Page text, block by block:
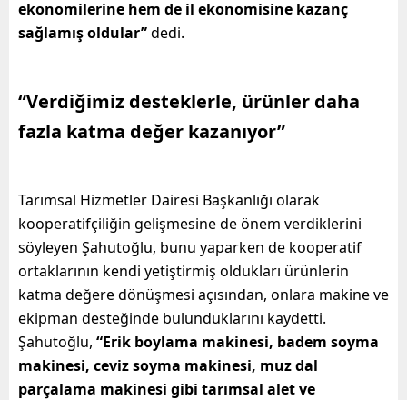
ekonomilerine hem de il ekonomisine kazanç
sağlamış oldular”dedi.
“Verdiğimiz desteklerle, ürünler daha
fazla katma değer kazanıyor”
Tarımsal Hizmetler Dairesi Başkanlığı olarak
kooperatifçiliğin gelişmesine de önem verdiklerini
söyleyen Şahutoğlu, bunu yaparken de kooperatif
ortaklarının kendi yetiştirmiş oldukları ürünlerin
katma değere dönüşmesi açısından, onlara makine ve
ekipman desteğinde bulunduklarını kaydetti.
Şahutoğlu, “Erik boylama makinesi, badem soyma
makinesi, ceviz soyma makinesi, muz dal
parçalama makinesi gibi tarımsal alet ve